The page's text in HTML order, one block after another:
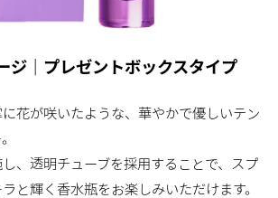
ジ｜プレゼントボックスタイプ
花が咲いたような、華やかで優しいテン
、透明チューブを採用することで、スプ
と輝く香水瓶をお楽しみいただけます。